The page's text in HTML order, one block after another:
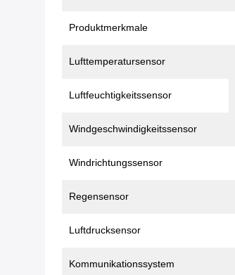
Produktmerkmale
Lufttemperatursensor
Luftfeuchtigkeitssensor
Windgeschwindigkeitssensor
Windrichtungssensor
Regensensor
Luftdrucksensor
Kommunikationssystem